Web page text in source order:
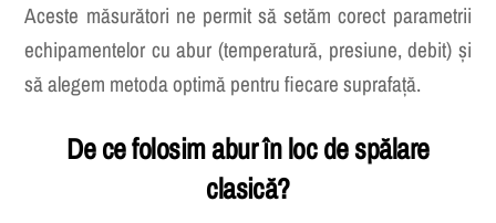
Aceste măsurători ne permit să setăm corect parametrii
echipamentelor cu abur (temperatură, presiune, debit) și
să alegem metoda optimă pentru fiecare suprafață.
De ce folosim abur în loc de spălare
clasică?